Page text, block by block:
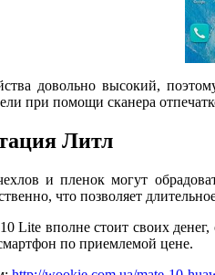
довольно высокий,
при помощи сканера
Литл
и пленок могут
что позволяет
Lite вполне стоит своих
по приемлемой цене.